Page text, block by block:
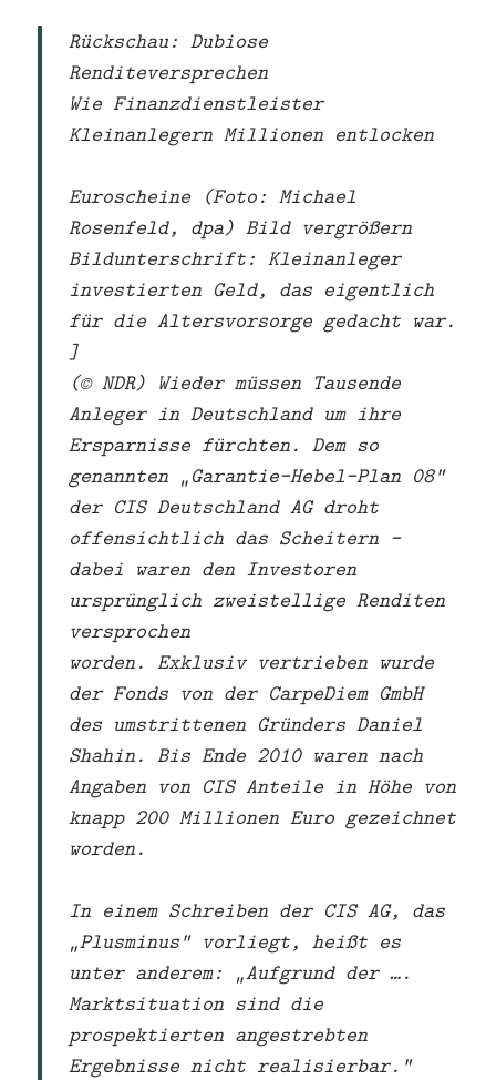
Rückschau: Dubiose
Renditeversprechen
Wie Finanzdienstleister
Kleinanlegern Millionen entlocken
Euroscheine (Foto: Michael
Rosenfeld, dpa) Bild vergrößern
Bildunterschrift: Kleinanleger
investierten Geld, das eigentlich
für die Altersvorsorge gedacht war.
]
(© NDR) Wieder müssen Tausende
Anleger in Deutschland um ihre
Ersparnisse fürchten. Dem so
genannten „Garantie-Hebel-Plan 08“
der CIS Deutschland AG droht
offensichtlich das Scheitern –
dabei waren den Investoren
ursprünglich zweistellige Renditen
versprochen
worden. Exklusiv vertrieben wurde
der Fonds von der CarpeDiem GmbH
des umstrittenen Gründers Daniel
Shahin. Bis Ende 2010 waren nach
Angaben von CIS Anteile in Höhe von
knapp 200 Millionen Euro gezeichnet
worden.
In einem Schreiben der CIS AG, das
„Plusminus“ vorliegt, heißt es
unter anderem: „Aufgrund der ….
Marktsituation sind die
prospektierten angestrebten
Ergebnisse nicht realisierbar.“